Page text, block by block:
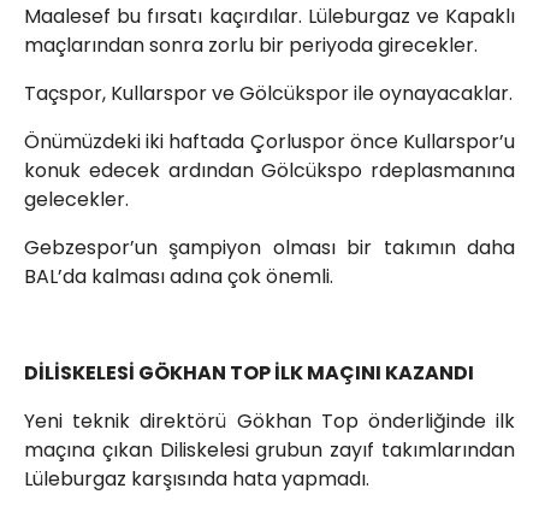
Maalesef bu fırsatı kaçırdılar. Lüleburgaz ve Kapaklı
maçlarından sonra zorlu bir periyoda girecekler.
Taçspor, Kullarspor ve Gölcükspor ile oynayacaklar.
Önümüzdeki iki haftada Çorluspor önce Kullarspor’u
konuk edecek ardından Gölcükspo rdeplasmanına
gelecekler.
Gebzespor’un şampiyon olması bir takımın daha
BAL’da kalması adına çok önemli.
DİLİSKELESİ GÖKHAN TOP İLK MAÇINI KAZANDI
Yeni teknik direktörü Gökhan Top önderliğinde ilk
maçına çıkan Diliskelesi grubun zayıf takımlarından
Lüleburgaz karşısında hata yapmadı.